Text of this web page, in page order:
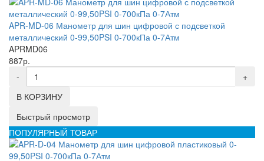
APR-MD-06 Манометр для шин цифровой с подсветкой
металлический 0-99,50PSI 0-700кПа 0-7Атм
APRMD06
887р.
-
+
В КОРЗИНУ
Быстрый просмотр
ПОПУЛЯРНЫЙ ТОВАР